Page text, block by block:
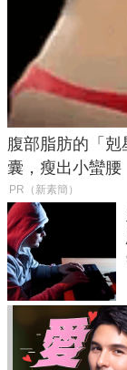
腹部脂肪的「
囊，瘦出小蠻腰
PR（新素簡）